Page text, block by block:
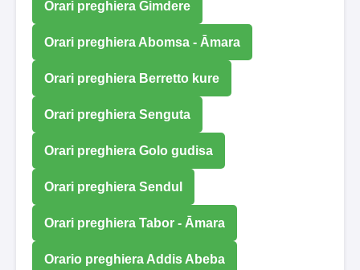
Orari preghiera Gimdere
Orari preghiera Abomsa - Āmara
Orari preghiera Berretto kure
Orari preghiera Senguta
Orari preghiera Golo gudisa
Orari preghiera Sendul
Orari preghiera Tabor - Āmara
Orario preghiera Addis Abeba